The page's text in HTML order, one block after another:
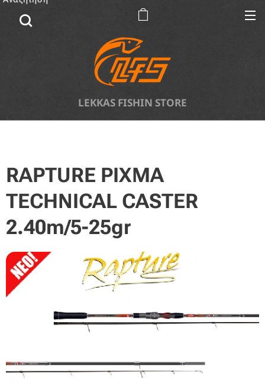
LEKKAS FISHIN STORE
RAPTURE PIXMA
TECHNICAL CASTER
2.40m/5-25gr